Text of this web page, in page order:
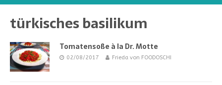
türkisches basilikum
Tomatensoße à la Dr. Motte
02/08/2017 Frieda von FOODOSCHI